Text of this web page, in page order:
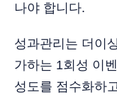
나야 합니다.
성과관리는 더이
가하는 1회성 이
성도를 점수화하